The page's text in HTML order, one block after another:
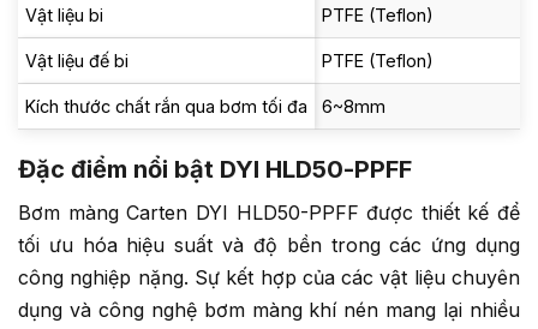
Vật liệu bi PTFE (Teflon)
Vật liệu đế bi PTFE (Teflon)
Kích thước chất rắn qua bơm tối đa 6~8mm
Đặc điểm nổi bật DYI HLD50-PPFF
Bơm màng Carten DYI HLD50-PPFF được thiết kế để
tối ưu hóa hiệu suất và độ bền trong các ứng dụng
công nghiệp nặng. Sự kết hợp của các vật liệu chuyên
dụng và công nghệ bơm màng khí nén mang lại nhiều